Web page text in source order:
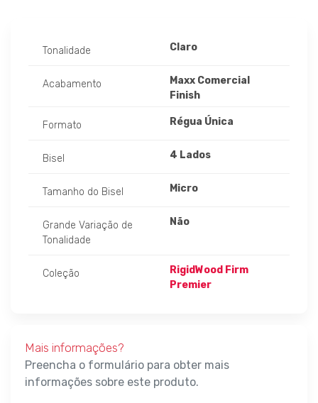
Tonalidade Claro
Acabamento
Maxx Comercial
Finish
Formato Régua Única
Bisel 4 Lados
Tamanho do Bisel Micro
Grande Variação de
Tonalidade
Não
Coleção
RigidWood Firm
Premier
Mais informações?
Preencha o formulário para obter mais
informações sobre este produto.